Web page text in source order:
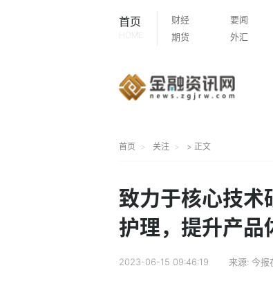
首页
HOME
财经 要闻
期货
外汇
首页 关注 > 正文
致力于核心技
护理，提升产品
2023-06-15 09:46:19 来源: 今报